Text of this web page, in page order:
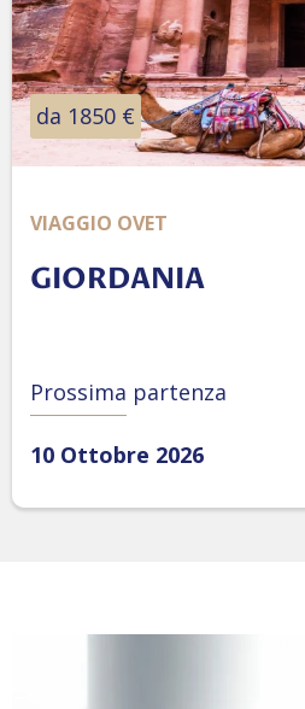
da 1850 €
VIAGGIO OVET
GIORDANIA
Prossima partenza
10 Ottobre 2026